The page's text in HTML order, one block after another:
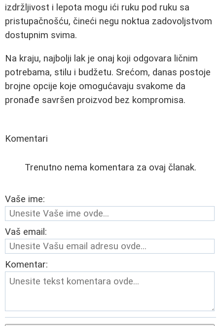
izdržljivost i lepota mogu ići ruku pod ruku sa
pristupačnošću, čineći negu noktua zadovoljstvom
dostupnim svima.
Na kraju, najbolji lak je onaj koji odgovara ličnim
potrebama, stilu i budžetu. Srećom, danas postoje
brojne opcije koje omogućavaju svakome da
pronađe savršen proizvod bez kompromisa.
Komentari
Trenutno nema komentara za ovaj članak.
Vaše ime:
Vaš email:
Komentar: